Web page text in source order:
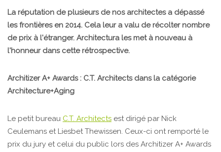
La réputation de plusieurs de nos architectes a dépassé
les frontières en 2014. Cela leur a valu de récolter nombre
de prix à l'étranger. Architectura les met à nouveau à
l'honneur dans cette rétrospective.
Architizer A+ Awards : C.T. Architects dans la catégorie
Architecture+Aging
Le petit bureau C.T. Architects est dirigé par Nick
Ceulemans et Liesbet Thewissen. Ceux-ci ont remporté le
prix du jury et celui du public lors des Architizer A+ Awards